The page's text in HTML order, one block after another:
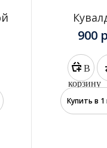
900
В
корзину
Купить в 1